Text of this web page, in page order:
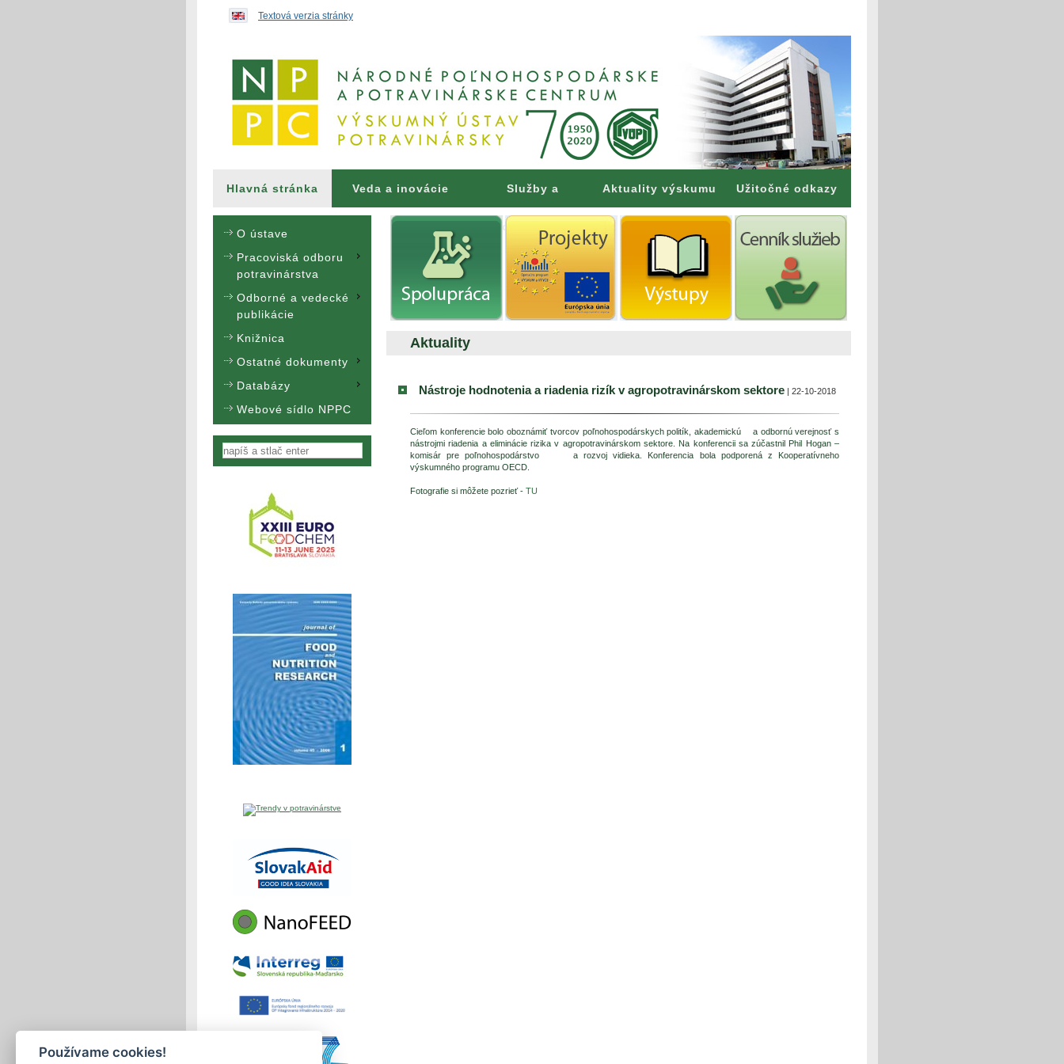
Textová verzia stránky
Hlavná stránka Veda a inovácie Služby a
poradenstvo
Aktuality výskumu Užitočné odkazy
O ústave
Pracoviská odboru
potravinárstva
Odborné a vedecké
publikácie
Knižnica
Ostatné dokumenty
Databázy
Webové sídlo NPPC
Vyhľadávanie
Aktuality
Nástroje hodnotenia a riadenia rizík v agropotravinárskom sektore | 22-10-2018
Cieľom konferencie bolo oboznámiť tvorcov poľnohospodárskych politík, akademickú a odbornú verejnosť s
nástrojmi riadenia a eliminácie rizika v agropotravinárskom sektore. Na konferencii sa zúčastnil Phil Hogan –
komisár pre poľnohospodárstvo a rozvoj vidieka. Konferencia bola podporená z Kooperatívneho
výskumného programu OECD.
Fotografie si môžete pozrieť - TU
Používame cookies!